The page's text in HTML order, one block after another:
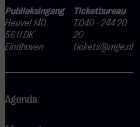
Publieksingang
Heuvel 140
5611 DK
Eindhoven
Ticketbureau
T.040 - 244 20
20
tickets@mge.nl
Agenda